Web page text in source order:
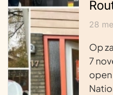
28
Op
7
open